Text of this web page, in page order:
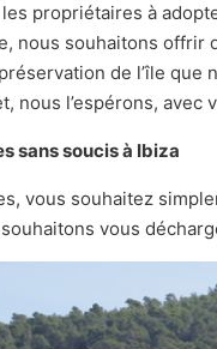
propriétaires à
nous souhaitons
de l’île
nous l’espérons, avec
sans soucis à Ibiza
vous souhaitez
vous